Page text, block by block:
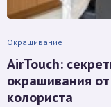
Окрашивание
AirTouch:
окрашивания
колориста